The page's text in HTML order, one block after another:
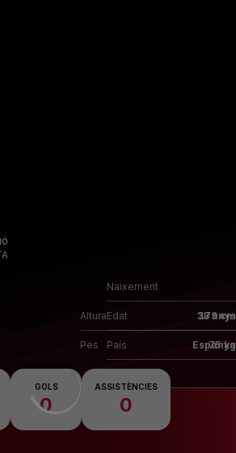
Altura 179 cm
Pes 75 kg
Naixement
Edat 38 anys
País Espanya
GOLS
0
ASSISTÈNCIES
0